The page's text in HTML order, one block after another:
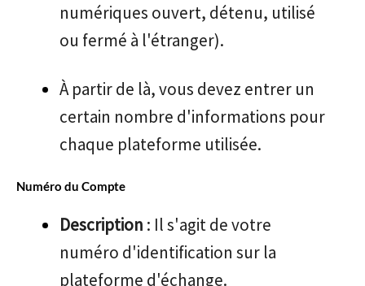
numériques ouvert, détenu, utilisé
ou fermé à l'étranger).
À partir de là, vous devez entrer un
certain nombre d'informations pour
chaque plateforme utilisée.
Numéro du Compte
Description : Il s'agit de votre
numéro d'identification sur la
plateforme d'échange.